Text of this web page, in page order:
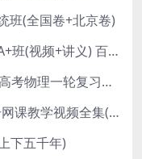
班(全国卷+北京卷)
杨萌物理2023初三物理上秋季A+班(视频+讲义) 百度网盘分享
2024赵玉峰高三物理课程24年高考物理一轮复习网课教程
沪科版(初三)九年级物理全一册网课教学视频全集(录播版 杜春雨 66讲)
下五千年)